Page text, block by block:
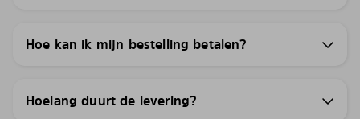
Hoe kan ik mijn bestelling betalen?
Hoelang duurt de levering?